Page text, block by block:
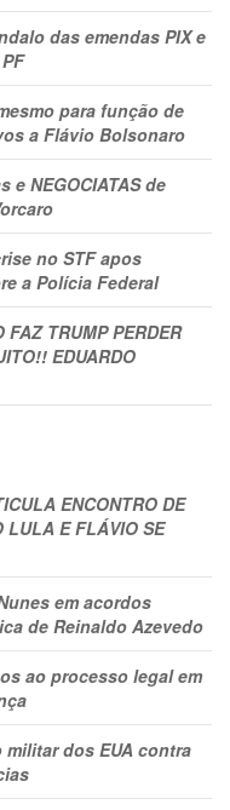
das emendas PIX e
para função de
a Flávio Bolsonaro
e NEGOCIATAS de
no STF apos
a Polícia Federal
FAZ TRUMP PERDER
EDUARDO
ENCONTRO DE
LULA E FLÁVIO SE
em acordos
de Reinaldo Azevedo
ao processo legal em
dos EUA contra